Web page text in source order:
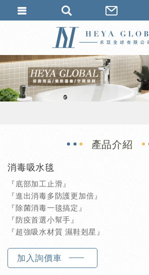
產品介紹
消毒吸水毯
『底部加工止滑』
『進出消毒多防護更加倍』
『除菌消毒一毯搞定』
『防疫首選小幫手』
『超強吸水材質 濕鞋剋星』
加入詢價車